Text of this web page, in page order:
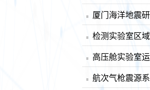
高压舱实验室